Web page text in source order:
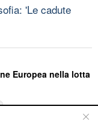
'Le cadute
Europea nella lotta